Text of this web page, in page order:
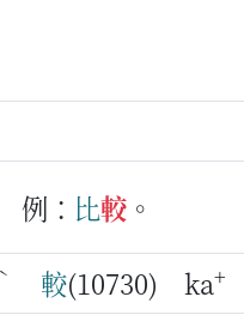
例： 比較 。
ˋ 較(10730) ka+